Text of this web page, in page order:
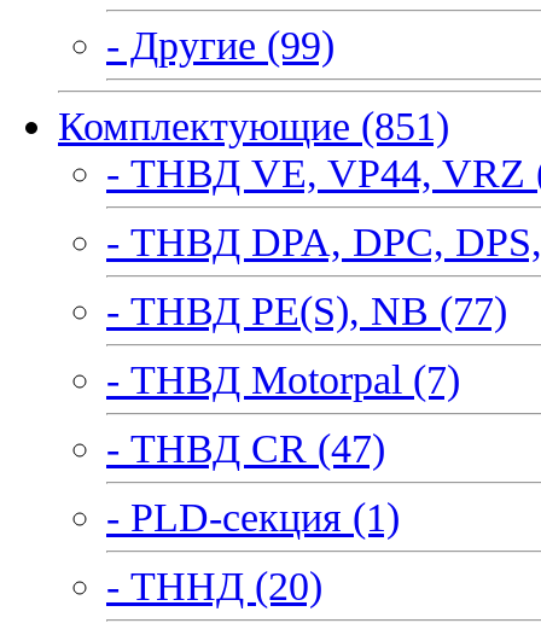
- Другие (99)
Комплектующие (851)
- ТНВД VE, VP44, VRZ
- ТНВД DPA, DPC,
- ТНВД PE(S), NB (77)
- ТНВД Motorpal (7)
- ТНВД CR (47)
- PLD-секция (1)
- ТННД (20)